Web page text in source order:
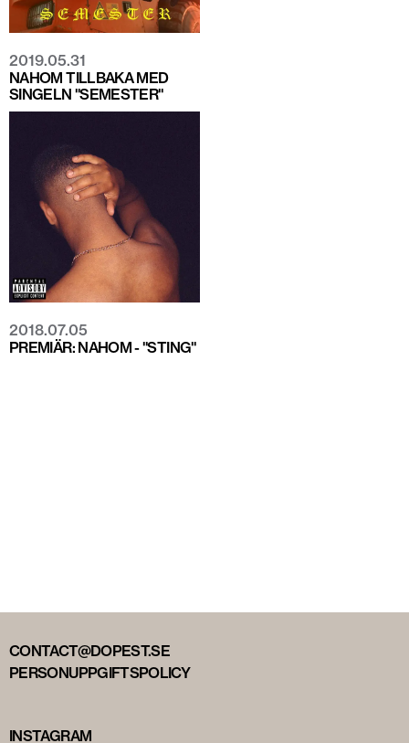
2019.05.31
NAHOM TILLBAKA MED
SINGELN "SEMESTER"
2018.07.05
PREMIÄR: NAHOM - "STING"
CONTACT@DOPEST.SE
PERSONUPPGIFTSPOLICY
INSTAGRAM